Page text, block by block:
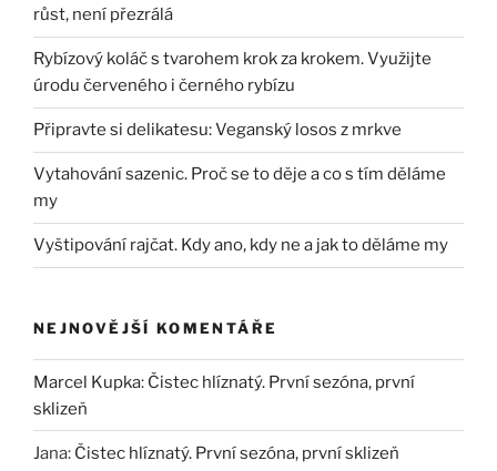
růst, není přezrálá
Rybízový koláč s tvarohem krok za krokem. Využijte
úrodu červeného i černého rybízu
Připravte si delikatesu: Veganský losos z mrkve
Vytahování sazenic. Proč se to děje a co s tím děláme
my
Vyštipování rajčat. Kdy ano, kdy ne a jak to děláme my
NEJNOVĚJŠÍ KOMENTÁŘE
Marcel Kupka: Čistec hlíznatý. První sezóna, první
sklizeň
Jana: Čistec hlíznatý. První sezóna, první sklizeň